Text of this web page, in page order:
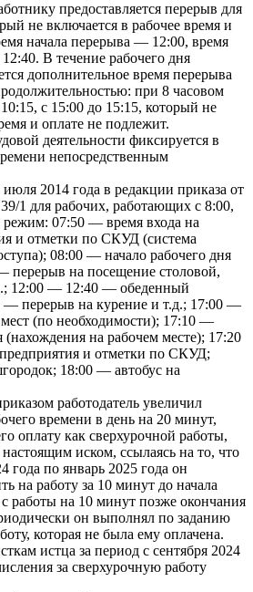
предоставляется перерыв для
не включается в рабочее время и
начала перерыва — 12:00, время
В течение рабочего дня
дополнительное время перерыва
при 8 часовом
с 15:00 до 15:15, который не
и оплате не подлежит.
деятельности фиксируется в
непосредственным
2014 года в редакции приказа от
1 для рабочих, работающих с 8:00,
07:50 — время входа на
и отметки по СКУД (система
08:00 — начало рабочего дня
перерыв на посещение столовой,
12:00 — 12:40 — обеденный
перерыв на курение и т.д.; 17:00 —
(по необходимости); 17:10 —
(нахождения на рабочем месте); 17:20
и отметки по СКУД;
18:00 — автобус на
работодатель увеличил
времени в день на 20 минут,
оплату как сверхурочной работы,
настоящим иском, ссылаясь на то, что
года по январь 2025 года он
на работу за 10 минут до начала
работы на 10 минут позже окончания
он выполнял по заданию
которая не была ему оплачена.
истца за период с сентября 2024
за сверхурочную работу